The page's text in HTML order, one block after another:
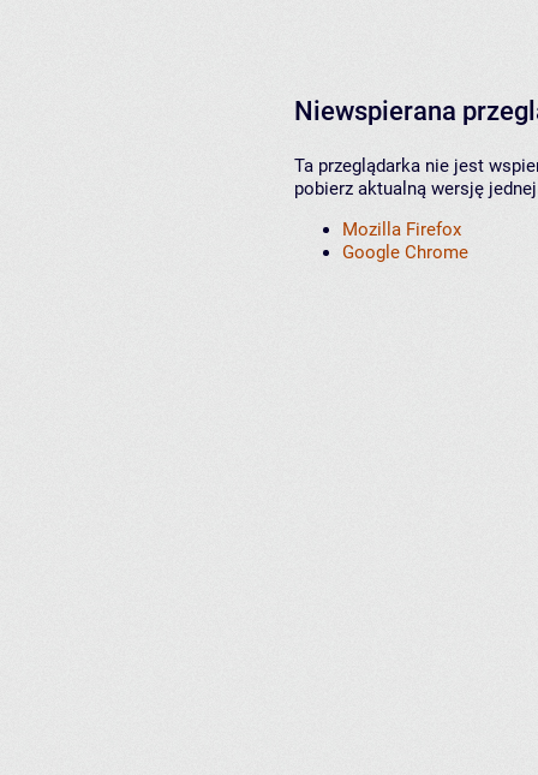
Niewspierana
Ta przeglądarka nie jest
pobierz aktualną wersję
Mozilla Firefox
Google Chrome